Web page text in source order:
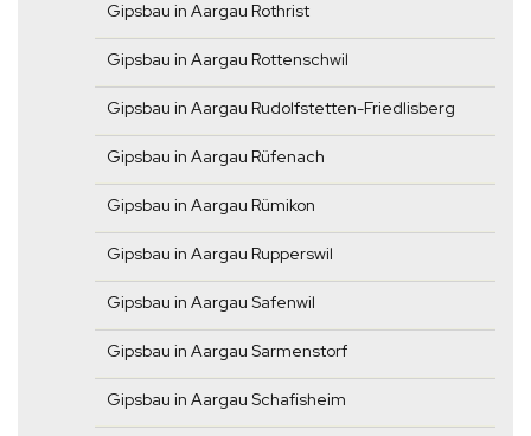
Gipsbau in Aargau Rothrist
Gipsbau in Aargau Rottenschwil
Gipsbau in Aargau Rudolfstetten-Friedlisberg
Gipsbau in Aargau Rüfenach
Gipsbau in Aargau Rümikon
Gipsbau in Aargau Rupperswil
Gipsbau in Aargau Safenwil
Gipsbau in Aargau Sarmenstorf
Gipsbau in Aargau Schafisheim